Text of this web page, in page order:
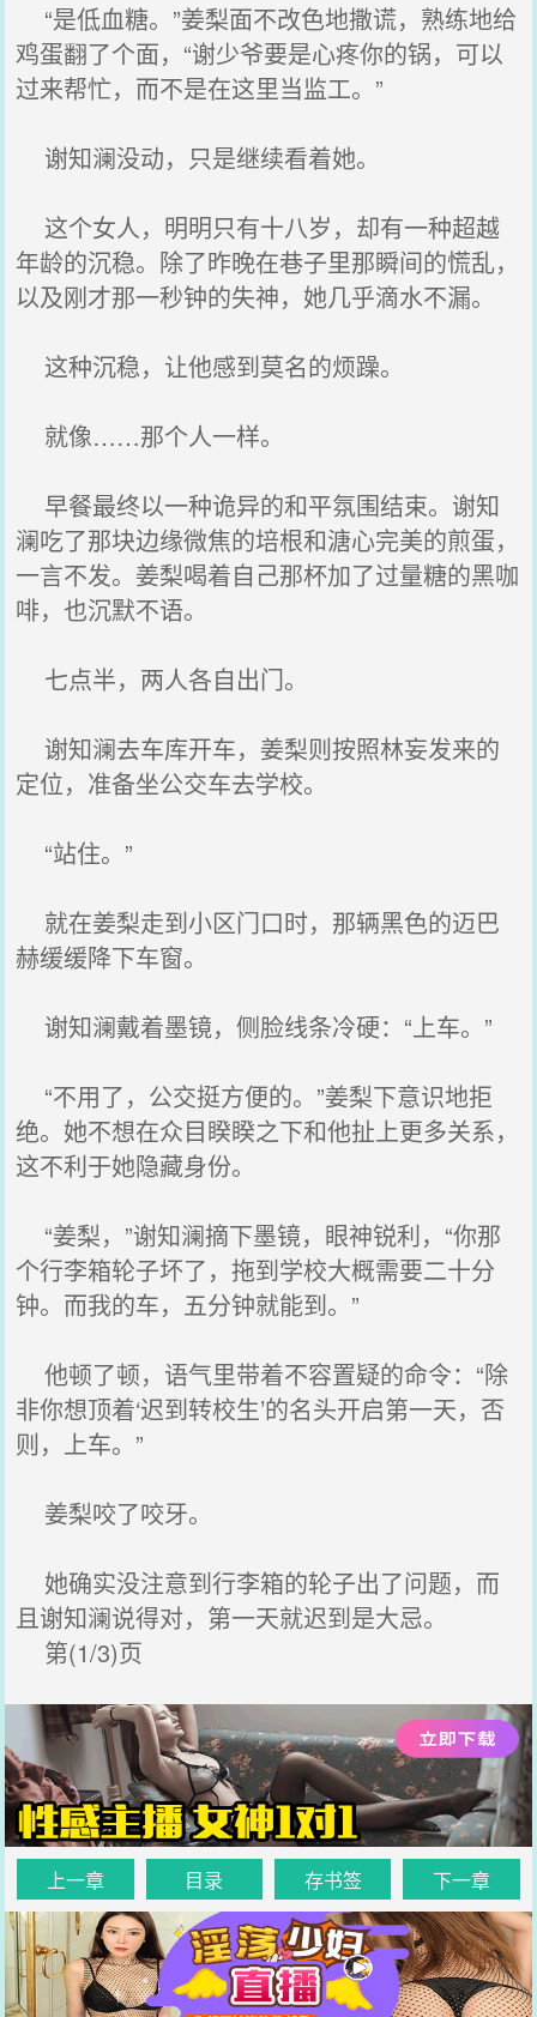
“是低血糖。”姜梨面不改色地撒谎，熟练地给
鸡蛋翻了个面，“谢少爷要是心疼你的锅，可以
过来帮忙，而不是在这里当监工。”
谢知澜没动，只是继续看着她。
这个女人，明明只有十八岁，却有一种超越
年龄的沉稳。除了昨晚在巷子里那瞬间的慌乱，
以及刚才那一秒钟的失神，她几乎滴水不漏。
这种沉稳，让他感到莫名的烦躁。
就像……那个人一样。
早餐最终以一种诡异的和平氛围结束。谢知
澜吃了那块边缘微焦的培根和溏心完美的煎蛋，
一言不发。姜梨喝着自己那杯加了过量糖的黑咖
啡，也沉默不语。
七点半，两人各自出门。
谢知澜去车库开车，姜梨则按照林妄发来的
定位，准备坐公交车去学校。
“站住。”
就在姜梨走到小区门口时，那辆黑色的迈巴
赫缓缓降下车窗。
谢知澜戴着墨镜，侧脸线条冷硬：“上车。”
“不用了，公交挺方便的。”姜梨下意识地拒
绝。她不想在众目睽睽之下和他扯上更多关系，
这不利于她隐藏身份。
“姜梨，”谢知澜摘下墨镜，眼神锐利，“你那
个行李箱轮子坏了，拖到学校大概需要二十分
钟。而我的车，五分钟就能到。”
他顿了顿，语气里带着不容置疑的命令：“除
非你想顶着‘迟到转校生’的名头开启第一天，否
则，上车。”
姜梨咬了咬牙。
她确实没注意到行李箱的轮子出了问题，而
且谢知澜说得对，第一天就迟到是大忌。
第(1/3)页
上一章 目录 存书签 下一章